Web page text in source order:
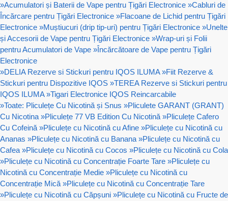
»Acumulatori și Baterii de Vape pentru Țigări Electronice »Cabluri de
Încărcare pentru Țigări Electronice »Flacoane de Lichid pentru Țigări
Electronice »Muștiucuri (drip tip-uri) pentru Țigări Electronice »Unelte
și Accesorii de Vape pentru Țigări Electronice »Wrap-uri și Folii
pentru Acumulatori de Vape »Încărcătoare de Vape pentru Țigări
Electronice
»DELIA Rezerve si Stickuri pentru IQOS ILUMA »Fiit Rezerve &
Stickuri pentru Dispozitive IQOS »TEREA Rezerve si Stickuri pentru
IQOS ILUMA »Tigari Electronice IQOS Reincarcabile
»Toate: Pliculețe Cu Nicotină și Snus »Pliculete GARANT (GRANT)
Cu Nicotina »Pliculețe 77 VB Edition Cu Nicotină »Pliculețe Cafero
Cu Cofeină »Pliculețe cu Nicotină cu Afine »Pliculețe cu Nicotină cu
Ananas »Pliculețe cu Nicotină cu Banana »Pliculețe cu Nicotină cu
Cafea »Pliculețe cu Nicotină cu Cocos »Pliculețe cu Nicotină cu Cola
»Pliculețe cu Nicotină cu Concentrație Foarte Tare »Pliculețe cu
Nicotină cu Concentrație Medie »Pliculețe cu Nicotină cu
Concentrație Mică »Pliculețe cu Nicotină cu Concentrație Tare
»Pliculețe cu Nicotină cu Căpșuni »Pliculețe cu Nicotină cu Fructe de